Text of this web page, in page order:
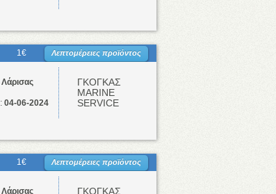
1€ Λεπτομέρειες προϊόντος
04-06-2024
ΓΚΟΓΚΑΣ
ΜΑRINE
SERVICE
1€ Λεπτομέρειες προϊόντος
ΓΚΟΓΚΑΣ